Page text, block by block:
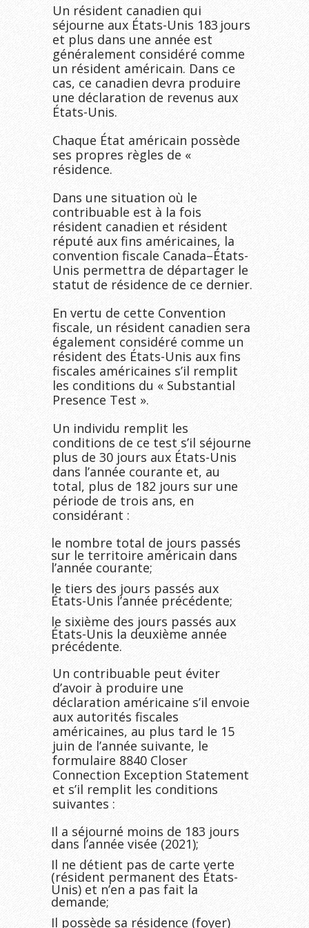
Un résident canadien qui
séjourne aux États-Unis 183 jours
et plus dans une année est
généralement considéré comme
un résident américain. Dans ce
cas, ce canadien devra produire
une déclaration de revenus aux
États-Unis.
Chaque État américain possède
ses propres règles de «
résidence.
Dans une situation où le
contribuable est à la fois
résident canadien et résident
réputé aux fins américaines, la
convention fiscale Canada–États-
Unis permettra de départager le
statut de résidence de ce dernier.
En vertu de cette Convention
fiscale, un résident canadien sera
également considéré comme un
résident des États-Unis aux fins
fiscales américaines s’il remplit
les conditions du « Substantial
Presence Test ».
Un individu remplit les
conditions de ce test s’il séjourne
plus de 30 jours aux États-Unis
dans l’année courante et, au
total, plus de 182 jours sur une
période de trois ans, en
considérant :
le nombre total de jours passés
sur le territoire américain dans
l’année courante;
le tiers des jours passés aux
États-Unis l’année précédente;
le sixième des jours passés aux
États-Unis la deuxième année
précédente.
Un contribuable peut éviter
d’avoir à produire une
déclaration américaine s’il envoie
aux autorités fiscales
américaines, au plus tard le 15
juin de l’année suivante, le
formulaire 8840 Closer
Connection Exception Statement
et s’il remplit les conditions
suivantes :
Il a séjourné moins de 183 jours
dans l’année visée (2021);
Il ne détient pas de carte verte
(résident permanent des États-
Unis) et n’en a pas fait la
demande;
Il possède sa résidence (foyer)